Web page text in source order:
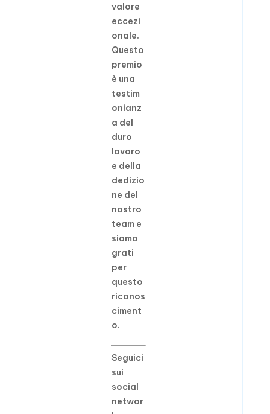
valore
eccezi
onale.
Questo
premio
è una
testim
onianz
a del
duro
lavoro
e della
dedizio
ne del
nostro
team e
siamo
grati
per
questo
riconos
ciment
o.
Seguici
sui
social
networ